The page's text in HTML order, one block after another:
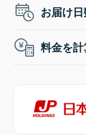
お届け
料金を